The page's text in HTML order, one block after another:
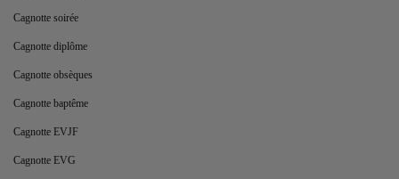
Cagnotte soirée
Cagnotte diplôme
Cagnotte obsèques
Cagnotte baptême
Cagnotte EVJF
Cagnotte EVG